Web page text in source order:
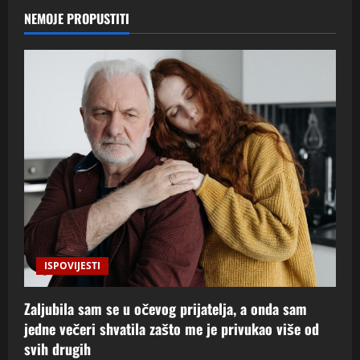
NEMOJE PROPUSTITI
ISPOVIJESTI
Zaljubila sam se u očevog prijatelja, a onda sam
jedne večeri shvatila zašto me je privukao više od
svih drugih